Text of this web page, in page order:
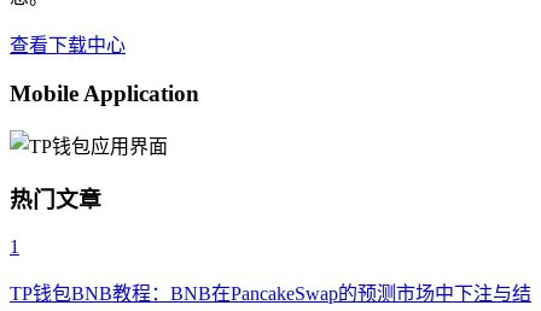
查看下载中心
Mobile Application
热门文章
1
TP钱包BNB教程：BNB在PancakeSwap的预测市场中下注与结